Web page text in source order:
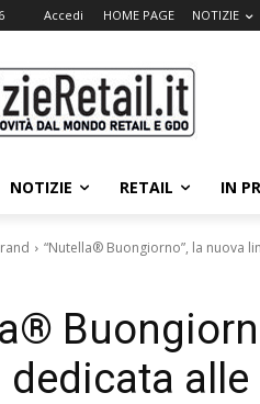
Accedi HOME PAGE NOTIZIE
NOTIZIE RETAIL IN
“Nutella® Buongiorno”, la nuova